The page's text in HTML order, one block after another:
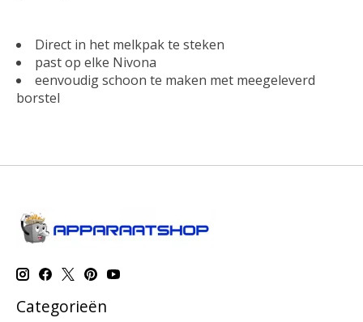
Direct in het melkpak te steken
past op elke Nivona
eenvoudig schoon te maken met meegeleverd
borstel
Categorieën